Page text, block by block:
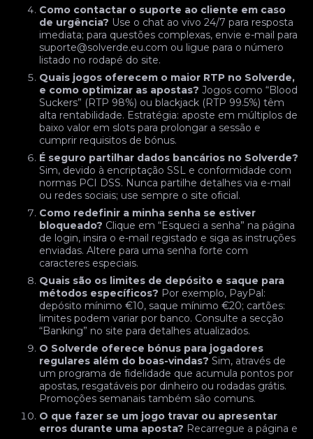
Como contactar o suporte ao cliente em caso
de urgência? Use o chat ao vivo 24/7 para resposta
imediata; para questões complexas, envie e-mail para
suporte@solverde.eu.com ou ligue para o número
listado no rodapé do site.
Quais jogos oferecem o maior RTP no Solverde,
e como optimizar as apostas? Jogos como “Blood
Suckers” (RTP 98%) ou blackjack (RTP 99.5%) têm
alta rentabilidade. Estratégia: aposte em múltiplos de
baixo valor em slots para prolongar a sessão e
cumprir requisitos de bónus.
É seguro partilhar dados bancários no Solverde?
Sim, devido à encriptação SSL e conformidade com
normas PCI DSS. Nunca partilhe detalhes via e-mail
ou redes sociais; use sempre o site oficial.
Como redefinir a minha senha se estiver
bloqueado? Clique em “Esqueci a senha” na página
de login, insira o e-mail registado e siga as instruções
enviadas. Altere para uma senha forte com
caracteres especiais.
Quais são os limites de depósito e saque para
métodos específicos? Por exemplo, PayPal:
depósito mínimo €10, saque mínimo €20; cartões:
limites podem variar por banco. Consulte a secção
“Banking” no site para detalhes atualizados.
O Solverde oferece bónus para jogadores
regulares além do boas-vindas? Sim, através de
um programa de fidelidade que acumula pontos por
apostas, resgatáveis por dinheiro ou rodadas grátis.
Promoções semanais também são comuns.
O que fazer se um jogo travar ou apresentar
erros durante uma aposta? Recarregue a página e